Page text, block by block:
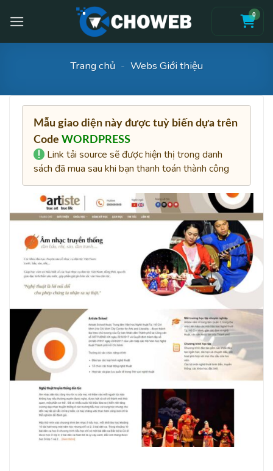
0
Trang chủ - Webs Giới thiệu
Mẫu giao diện này được tuỳ biến dựa trên
CodeWORDPRESS
Link tải source sẽ được hiện thị trong danh
sách đã mua sau khi bạn thanh toán thành công